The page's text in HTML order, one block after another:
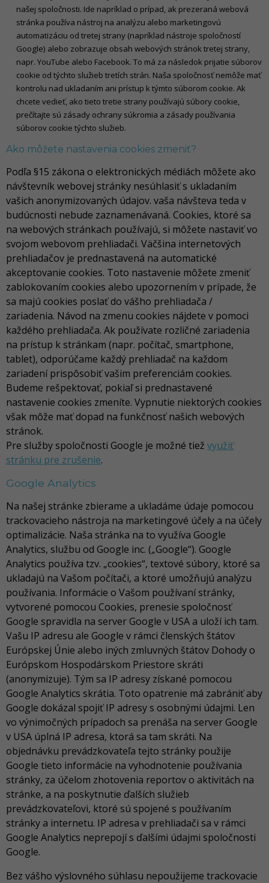
našej spoločnosti. Ide napríklad o prípad, ak prezeraná webová
stránka používa nástroj na analýzu alebo marketingovú
automatizáciu od tretej strany (napríklad nástroje spoločností
Google) alebo zobrazuje obsah webových stránok tretej strany,
napr. YouTube alebo Facebook. To má za následok prijatie súborov
cookie od týchto služieb tretích strán. Naša spoločnosť nemôže mať
kontrolu nad ukladaním ani prístup k týmto súborom cookie. Ak
chcete vedieť, ako tieto tretie strany používajú súbory cookie,
prečítajte sú zásady ochrany súkromia a zásady používania
súborov cookie týchto služieb.
Ako môžete nastavenia cookies zmeniť?
Podľa §15 zákona o elektronických médiách môžete ako
návštevník webovej stránky nesúhlasiť s ukladaním
vašich anonymizovaných údajov. vaša návšteva teda v
budúcnosti nebude zaznamenávaná. Cookies, ktoré sa
na webových stránkach používajú, si môžete nastaviť vo
svojom webovom prehliadači. Väčšina internetových
prehliadačov je prednastavená na automatické
akceptovanie cookies. Toto nastavenie môžete zmeniť
zablokovaním cookies alebo upozornením v prípade, že
sa majú cookies poslať do vášho prehliadača /
zariadenia. Návod na zmenu cookies nájdete v pomoci
každého prehliadača. Ak používate rozličné zariadenia
na prístup k stránkam (napr. počítač, smartphone,
tablet), odporúčame každý prehliadač na každom
zariadení prispôsobiť vašim preferenciám cookies.
Budeme rešpektovať, pokiaľ si prednastavené
nastavenie cookies zmeníte. Vypnutie niektorých cookies
však môže mať dopad na funkčnosť našich webových
stránok.
Pre služby spoločnosti Google je možné tiež využiť
stránku pre zrušenie.
Google Analytics
Na našej stránke zbierame a ukladáme údaje pomocou
trackovacieho nástroja na marketingové účely a na účely
optimalizácie. Naša stránka na to využíva Google
Analytics, službu od Google inc. („Google“). Google
Analytics používa tzv. „cookies“, textové súbory, ktoré sa
ukladajú na Vašom počítači, a ktoré umožňujú analýzu
používania. Informácie o Vašom používaní stránky,
vytvorené pomocou Cookies, prenesie spoločnosť
Google spravidla na server Google v USA a uloží ich tam.
Vašu IP adresu ale Google v rámci členských štátov
Európskej Únie alebo iných zmluvných štátov Dohody o
Európskom Hospodárskom Priestore skráti
(anonymizuje). Tým sa IP adresy získané pomocou
Google Analytics skrátia. Toto opatrenie má zabrániť aby
Google dokázal spojiť IP adresy s osobnými údajmi. Len
vo výnimočných prípadoch sa prenáša na server Google
v USA úplná IP adresa, ktorá sa tam skráti. Na
objednávku prevádzkovateľa tejto stránky použije
Google tieto informácie na vyhodnotenie používania
stránky, za účelom zhotovenia reportov o aktivitách na
stránke, a na poskytnutie ďalších služieb
prevádzkovateľovi, ktoré sú spojené s používaním
stránky a internetu. IP adresa v prehliadači sa v rámci
Google Analytics neprepojí s ďalšími údajmi spoločnosti
Google.
Bez vášho výslovného súhlasu nepoužijeme trackovacie